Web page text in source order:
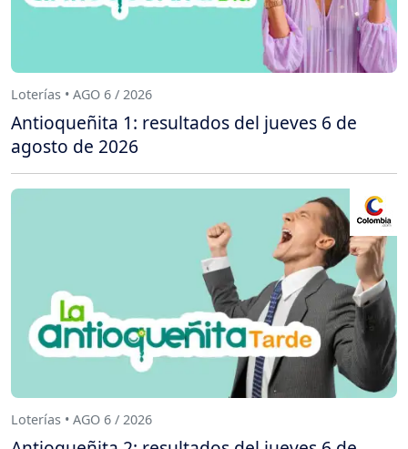
Loterías • AGO 6 / 2026
Antioqueñita 1: resultados del jueves 6 de
agosto de 2026
Loterías • AGO 6 / 2026